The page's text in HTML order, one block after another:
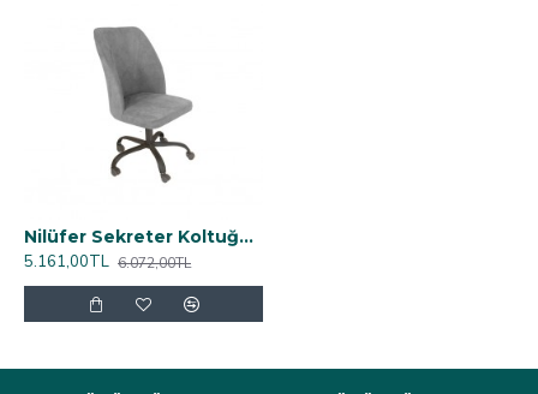
Nilüfer Sekreter Koltuğu - Füme
5.161,00TL 6.072,00TL